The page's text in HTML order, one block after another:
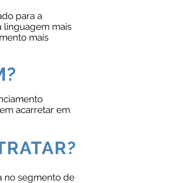
para a
linguagem mais
mais
acarretar em
no segmento de